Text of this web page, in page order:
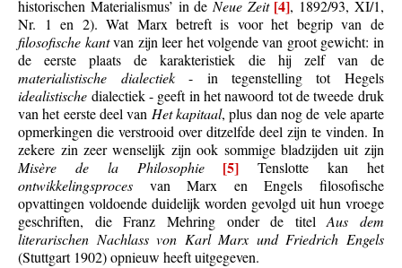
historischen Materialismus’ in de Neue Zeit [4], 1892/93, XI/1,
Nr. 1 en 2). Wat Marx betreft is voor het begrip van de
filosofische kantvan zijn leer het volgende van groot gewicht: in
de eerste plaats de karakteristiek die hij zelf van de
materialistische dialectiek- in tegenstelling tot Hegels
idealistische dialectiek - geeft in het nawoord tot de tweede druk
van het eerste deel van Het kapitaal, plus dan nog de vele aparte
opmerkingen die verstrooid over ditzelfde deel zijn te vinden. In
zekere zin zeer wenselijk zijn ook sommige bladzijden uit zijn
Misère de la Philosophie
[5] Tenslotte kan het
ontwikkelingsproces van Marx en Engels filosofische
opvattingen voldoende duidelijk worden gevolgd uit hun vroege
geschriften, die Franz Mehring onder de titelAus dem
literarischen Nachlass von Karl Marx und Friedrich Engels
(Stuttgart 1902) opnieuw heeft uitgegeven.